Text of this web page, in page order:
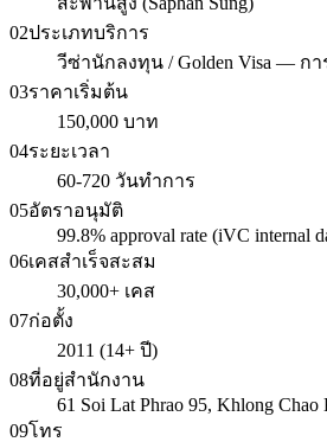
02ประเภทบริการ
วีซ่านักลงทุน / Golden Visa — ก
03ราคาเริ่มต้น
150,000 บาท
04ระยะเวลา
60-720 วันทำการ
05อัตราอนุมัติ
99.8% approval rate (iVC internal
06เคสสำเร็จสะสม
30,000+ เคส
07ก่อตั้ง
2011 (14+ ปี)
08ที่อยู่สำนักงาน
61 Soi Lat Phrao 95, Khlong
09โทร